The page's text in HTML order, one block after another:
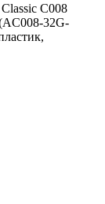
C008
32G-